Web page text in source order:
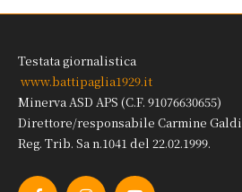
Testata giornalistica
www.battipaglia1929.it
Minerva ASD APS (C.F. 91076630655)
Direttore/responsabile Carmine Galdi
Reg. Trib. Sa n.1041 del 22.02.1999.